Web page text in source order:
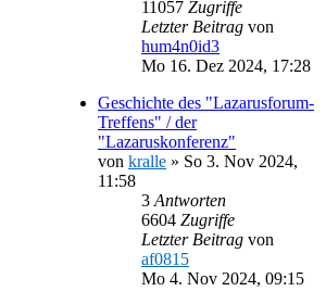
11057 Zugriffe
Letzter Beitrag von
hum4n0id3
Mo 16. Dez 2024, 17:28
Geschichte des "Lazarusforum-
Treffens" / der
"Lazaruskonferenz"
von kralle » So 3. Nov 2024,
11:58
3 Antworten
6604 Zugriffe
Letzter Beitrag von
af0815
Mo 4. Nov 2024, 09:15